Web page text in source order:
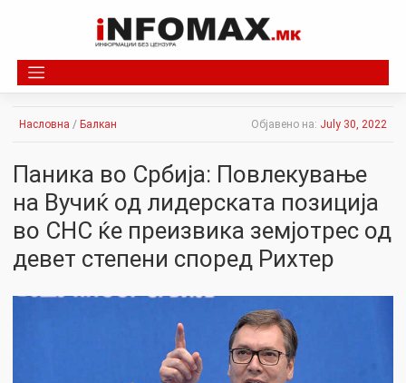
Насловна / Балкан Објавено на: July 30, 2022
Паника во Србија: Повлекување
на Вучиќ од лидерската позиција
во СНС ќе преизвика земјотрес од
девет степени според Рихтер